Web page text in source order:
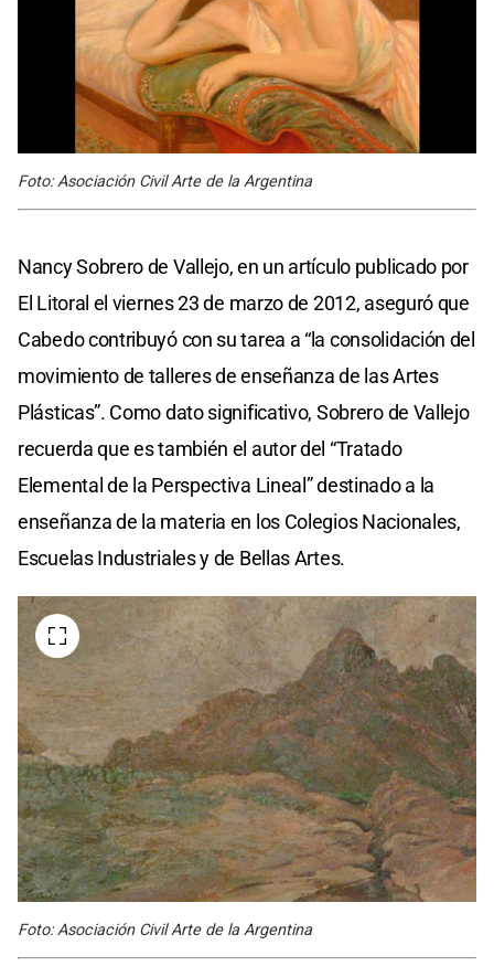
Foto: Asociación Civil Arte de la Argentina
Nancy Sobrero de Vallejo, en un artículo publicado por
El Litoral el viernes 23 de marzo de 2012, aseguró que
Cabedo contribuyó con su tarea a “la consolidación del
movimiento de talleres de enseñanza de las Artes
Plásticas”. Como dato significativo, Sobrero de Vallejo
recuerda que es también el autor del “Tratado
Elemental de la Perspectiva Lineal” destinado a la
enseñanza de la materia en los Colegios Nacionales,
Escuelas Industriales y de Bellas Artes.
Foto: Asociación Civil Arte de la Argentina